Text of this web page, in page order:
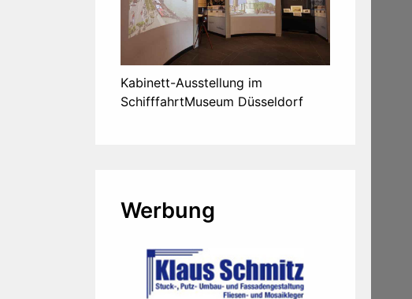
Kabinett-Ausstellung im
SchifffahrtMuseum Düsseldorf
Werbung